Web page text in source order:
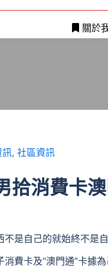
關於
訊, 社區資訊
消費卡
是自己的就始終不是
費卡及“澳門通”卡據